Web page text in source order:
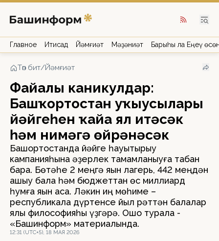
Главное Иҡтисад Йәмғиәт Мәҙәниәт Барыһы ла Еңеү
Төп бит/Йәмғиәт
Файҙалы каникулдар:
Башҡортостан уҡыусылары
йәйгеһен ҡайҙа ял итәсәк
һәм нимәгә өйрәнәсәк
Башҡортостанда йәйге һауыҡтырыу
кампанияһына әҙерлек тамамланыуға табан
бара. Бөтәһе 2 меңгә яҡын лагерь, 442 меңдән
ашыу бала һәм бюджеттан өс миллиард
һумға яҡын аҡса. Ләкин иң мөһиме –
республикала дүртенсе йыл рәттән балалар
ялы философияһы үҙгәрә. Ошо турала -
«Башинформ» материалында.
12:31 (UTC+5), 18 МАЯ 2026